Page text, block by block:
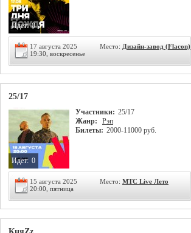
Идет: 0
17 августа 2025
19:30, воскресенье
Место: Дизайн-завод (Flacon)
25/17
Участники: 25/17
Жанр:
Рэп
Билеты: 2000-11000 руб.
Идет: 0
15 августа 2025
20:00, пятница
Место: МТС Live Лето